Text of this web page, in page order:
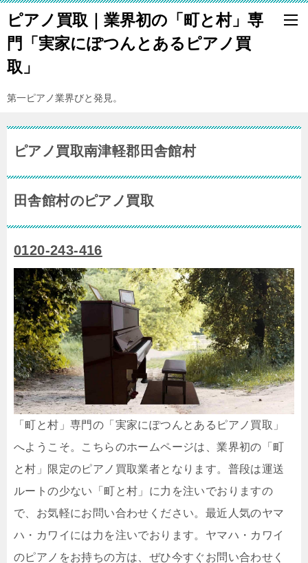
ピアノ買取｜業界初の「町と村」専
門「実家にぽつんとあるピアノ買
取」
第一ピアノ業界びと発見。
ピアノ買取南津軽郡田舎館村
田舎館村のピアノ買取
0120-243-416
「町と村」専門の「実家にぽつんとあるピアノ買取」
へようこそ。こちらのホームページは、業界初の「町
と村」限定のピアノ買取業者となります。普段は運送
ルートの少ない「町と村」に力を注いでおりますの
で、お気軽にお問い合わせください。最近人気のヤマ
ハ・カワイには力を注いでおります。ヤマハ・カワイ
のピアノをお持ちの方は、ぜひ今すぐお問い合わせく